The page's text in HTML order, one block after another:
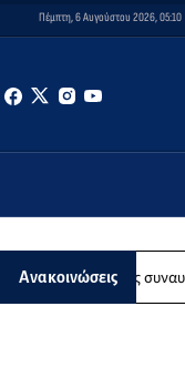
Πέμπτη, 6 Αυγούστου 2026, 05:10
Ανακοινώσεις
της ετήσιας συναυλίας